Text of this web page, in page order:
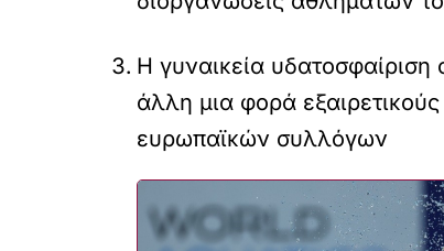
Η γυναικεία υδατοσφαίριση
άλλη μια φορά
ευρωπαϊκών συλλόγων